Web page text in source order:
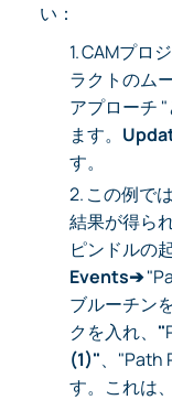
い：
1.CAMプロ
ラクトのム
アプローチ
ます。
す。
2. この例で
結果が得ら
ピンドルの
Events➔
ブルーチン
クを入れ、 "
(1)"、"Path
す。これは